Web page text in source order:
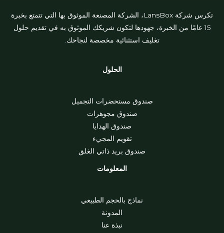
تكرس شركة LansBox، الشركة المصنعة الموثوق بها التي تتمتع بخبرة
15 عامًا من الخبرة، جهودها لتكون شريكك الموثوق به في تقديم حلول
تغليف استثنائية مخصصة لنجاحك.
الحلول
صندوق مستحضرات التجميل
صندوق مجوهرات
صندوق الهدايا
تقويم المجيء
صندوق بريد ذاتي الغلق
المعلومات
نماذج بالحجم الطبيعي
المدونة
نبذة عنا